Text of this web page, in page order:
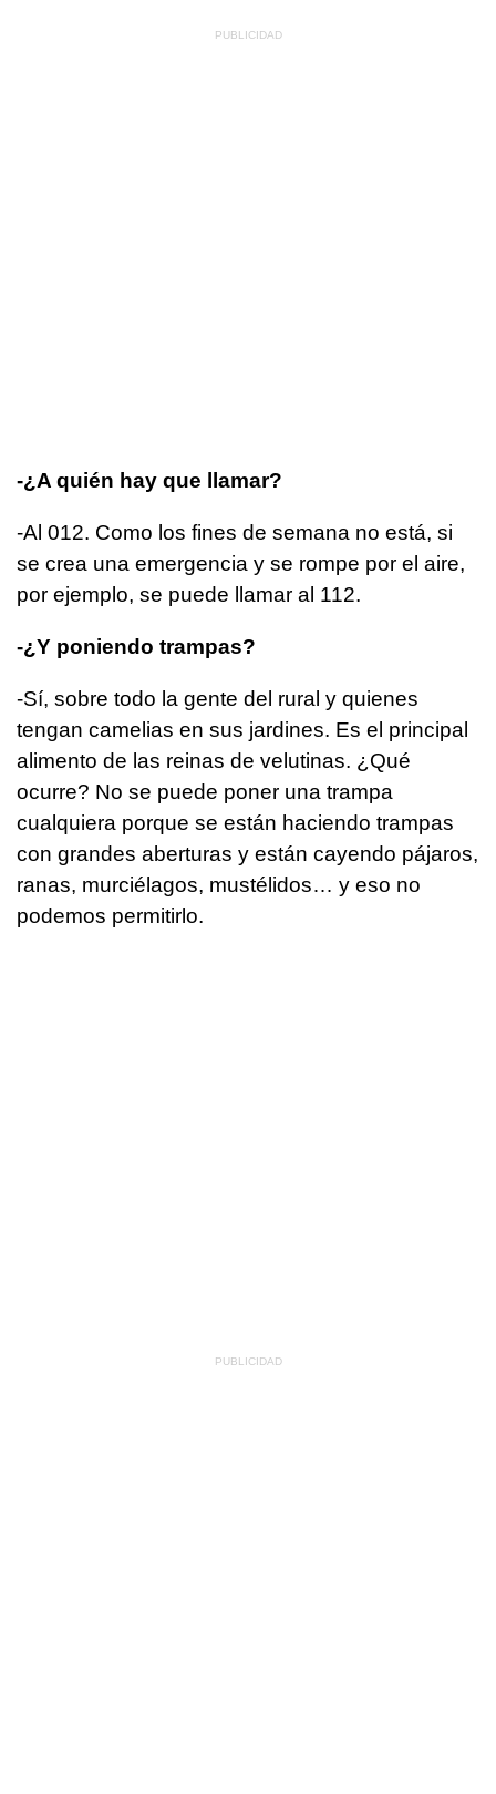
-¿A quién hay que llamar?
-­Al 012. Como los fines de semana no está, si
se crea una emergencia y se rompe por el aire,
por ejemplo, se puede llamar al 112.
-¿Y poniendo trampas?
-Sí, sobre todo la gente del rural y quienes
tengan camelias en sus jardines. Es el principal
alimento de las reinas de velutinas. ¿Qué
ocurre? No se puede poner una trampa
cualquiera porque se están haciendo trampas
con grandes aberturas y están cayendo pájaros,
ranas, murciélagos, mustélidos… y eso no
podemos permitirlo.